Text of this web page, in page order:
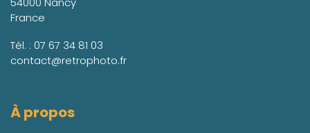
France
Tél. : 07 67 34 81 03
contact@retrophoto.fr
À propos